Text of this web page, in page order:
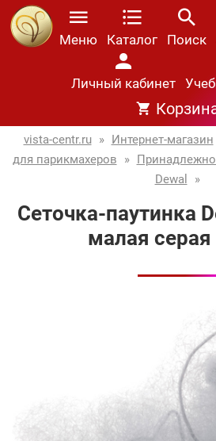
Меню Каталог Поиск
Личный кабинет
vista-centr.ru » Интернет-магазин
для парикмахеров
»
Dewal
»
Сеточка-паутинка
малая